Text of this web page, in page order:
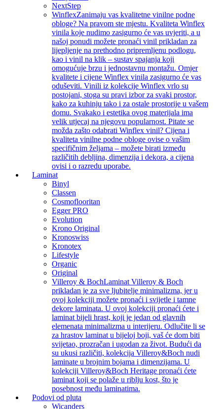
NextStep
WinflexZanimaju vas kvalitetne vinilne podne
obloge? Na pravom ste mjestu. Kvaliteta Winflex
vinila koje nudimo zasigurno će vas uvjeriti, a u
našoj ponudi možete pronaći vinil prikladan za
lijepljenje na prethodno pripremljenu podlogu,
kao i vinil na klik – sustav spajanja koji
omogućuje brzu i jednostavnu montažu. Omjer
kvalitete i cijene Winflex vinila zasigurno će vas
oduševiti. Vinili iz kolekcije Winflex vrlo su
postojani, stoga su pravi izbor za svaki prostor,
kako za kuhinju tako i za ostale prostorije u vašem
domu. Svakako i estetika ovog materijala ima
velik utjecaj na njegovu popularnost. Pitate se
možda zašto odabrati Winflex vinil? Cijena i
kvaliteta vinilne podne obloge ovise o vašim
specifičnim željama – možete birati između
različitih debljina, dimenzija i dekora, a cijena
ovisi i o razredu uporabe.
Laminat
Binyl
Classen
Cosmoflooritan
Egger PRO
Evolution
Krono Original
Kronoswiss
Kronotex
Lifestyle
Organic
Original
Villeroy & BochLaminat Villeroy & Boch
prikladan je za sve ljubitelje minimalizma, jer u
ovoj kolekciji možete pronaći i svijetle i tamne
dekore laminata. U ovoj kolekciji pronaći ćete i
laminat bijeli hrast, koji je jedan od glavnih
elemenata minimalizma u interijeru. Odlučite li se
za hrastov laminat u bijeloj boji, vaš će dom biti
svijetao, prozračan i ugodan za život. Budući da
su ukusi različiti, kolekcija Villeroy&Boch nudi
laminate u brojnim bojama i dimenzijama. U
kolekciji Villeroy&Boch Heritage pronaći ćete
laminat koji se polaže u riblju kost, što je
posebnost među laminatima.
Podovi od pluta
Wicanders